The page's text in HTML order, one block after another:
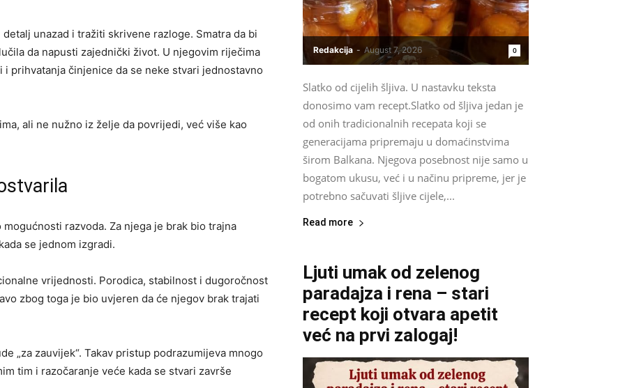
unazad i tražiti skrivene razloge. Smatra da bi
da napusti zajednički život. U njegovim riječima
prihvatanja činjenice da se neke stvari jednostavno
ali ne nužno iz želje da povrijedi, već više kao
razvoda. Za njega je brak bio trajna
se jednom izgradi.
vrijednosti. Porodica, stabilnost i dugoročnost
zbog toga je bio uvjeren da će njegov brak trajati
„za zauvijek“. Takav pristup podrazumijeva mnogo
tim i razočaranje veće kada se stvari završe
Redakcija - August 7, 2026 0
Slatko od cijelih šljiva. U nastavku teksta
donosimo vam recept.Slatko od šljiva jedan je
od onih tradicionalnih recepata koji se
generacijama pripremaju u domaćinstvima
širom Balkana. Njegova posebnost nije samo u
bogatom ukusu, već i u načinu pripreme, jer je
potrebno sačuvati šljive cijele,...
Read more
Ljuti umak od zelenog
paradajza i rena – stari
recept koji otvara apetit
već na prvi zalogaj!